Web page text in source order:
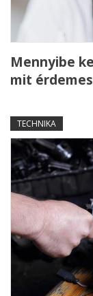
Mennyibe
mit
TECHNIKA